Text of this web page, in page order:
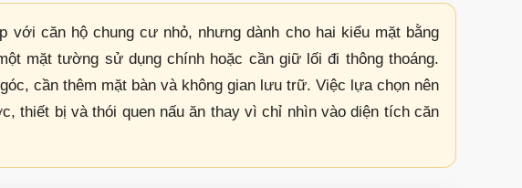
với căn hộ chung cư nhỏ, nhưng dành cho hai kiểu mặt bằng
mặt tường sử dụng chính hoặc cần giữ lối đi thông thoáng.
cần thêm mặt bàn và không gian lưu trữ. Việc lựa chọn nên
thiết bị và thói quen nấu ăn thay vì chỉ nhìn vào diện tích căn